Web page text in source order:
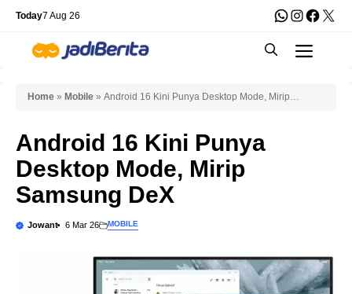
Skip
content
Today7 Aug 26 WhatsApp
X
Home » Mobile » Android 16 Kini Punya Desktop Mode, Mirip
Android 16 Kini Punya
Desktop Mode, Mirip
Samsung DeX
Jowant 6 Mar 26 MOBILE